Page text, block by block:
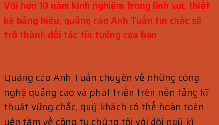
Với hơn 10 năm kinh nghiệm trong lĩnh vực thiết
kế bảng hiệu, quảng cáo Anh Tuấn tin chắc sẽ
trở thành đối tác tin tưởng của bạn
Quảng cáo Anh Tuấn chuyên về những công
nghệ quảng cáo và phát triển trên nền tảng kĩ
thuật vững chắc, quý khách có thể hoàn toàn
yên tâm về công ty chúng tôi với đội ngũ kĩ